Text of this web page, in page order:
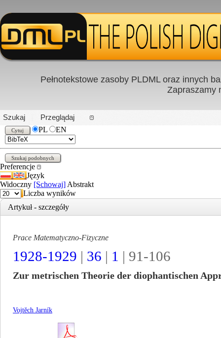
PL|EN
Pełnotekstowe zasoby PLDML oraz innych
Zapraszamy
Szukaj
Przeglądaj
PL
EN
Preferencje
Język
Widoczny [Schowaj] Abstrakt
Liczba wyników
Artykuł - szczegóły
Prace Matematyczno-Fizyczne
1928-1929 | 36 | 1 | 91-106
Zur metrischen Theorie der diophantischen
Vojtĕch Jarník